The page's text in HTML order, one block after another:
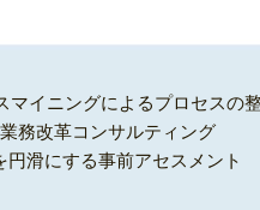
マイニングによるプロセスの
務改革コンサルティング
滑にする事前アセスメント